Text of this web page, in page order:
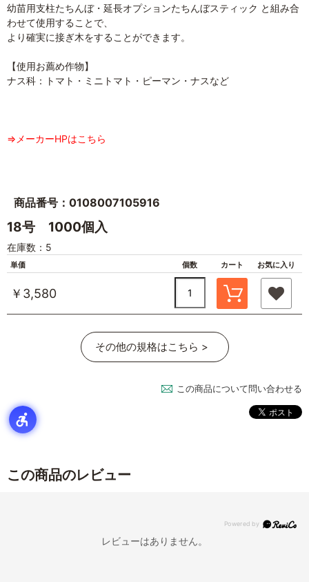
幼苗用支柱たちんぼ・延長オプションたちんぼスティック と組み合
わせて使用することで、
より確実に接ぎ木をすることができます。
【使用お薦め作物】
ナス科：トマト・ミニトマト・ピーマン・ナスなど
⇒メーカーHPはこちら
商品番号：0108007105916
18号 1000個入
在庫数：5
単価 個数 カート お気に入り
￥3,580
その他の規格はこちら >
この商品について問い合わせる
この商品のレビュー
レビューはありません。